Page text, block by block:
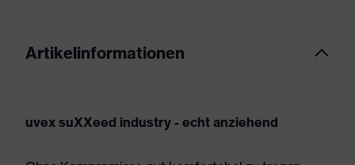
Artikelinformationen
uvex suXXeed industry - echt anziehend